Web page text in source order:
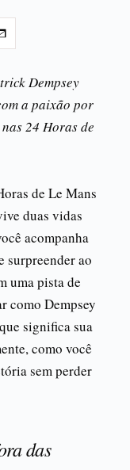
Dempsey
a paixão por
24 Horas de
de Le Mans
duas vidas
acompanha
surpreender ao
uma pista de
como Dempsey
significa sua
como você
sem perder
das